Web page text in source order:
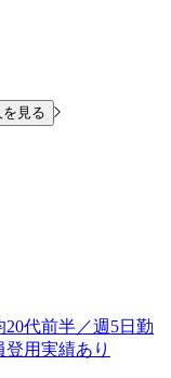
見る
代前半／週5日勤
用実績あり